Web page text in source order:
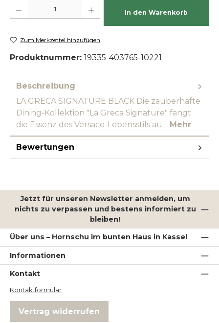
In den Warenkorb
Zum Merkzettel hinzufügen
Produktnummer: 19335-403765-10221
Beschreibung
LA GRECA SIGNATURE BLACK Die zauberhafte
Dining-Kollektion "La Greca Signature" fängt
die Essenz des Versace-Lebensstils au… Mehr
Bewertungen
Jetzt für unseren Newsletter anmelden, um
nichts zu verpassen und bestens informiert zu
bleiben!
Über uns – Hornschu im bunten Haus in Kassel
Informationen
Kontakt
Kontaktformular
Vertrag widerrufen